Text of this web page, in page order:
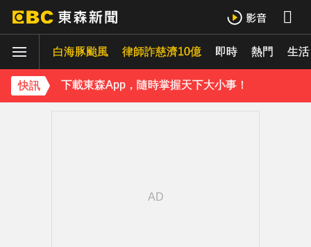
白海豚颱風 律師詐慈濟10億 即時 熱門 生活
快訊 下載東森App，隨時掌握天下大小事！